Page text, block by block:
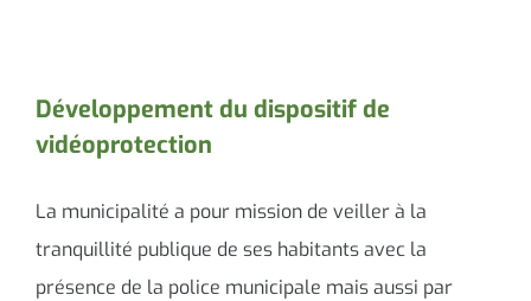
Développement du dispositif de
vidéoprotection
La municipalité a pour mission de veiller à la
tranquillité publique de ses habitants avec la
présence de la police municipale mais aussi par